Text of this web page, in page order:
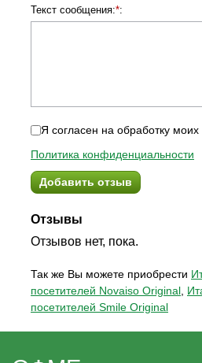
Текст сообщения:*:
Я согласен на обработку
Политика конфиденциальности
Добавить отзыв
Отзывы
Отзывов нет, пока.
Так же Вы можете приобрести
посетителей Novaiso Original
посетителей Smile Original